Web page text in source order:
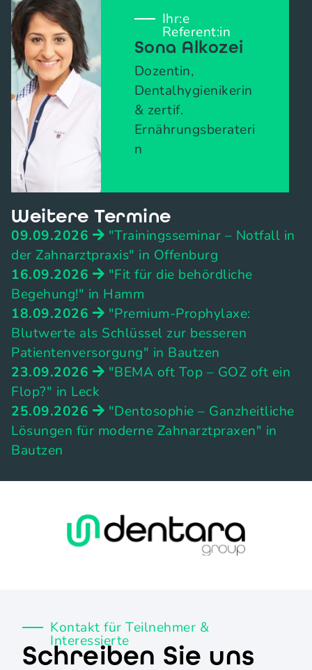
Ihr:e
Referent:in
Sona Alkozei
Dozentin,
Dentalhygienikerin
& zertif.
Ernährungsberateri
n
Weitere Termine
09.09.2026
"Trainingsseminar – Notfall in
der Zahnarztpraxis" in Offenburg
16.09.2026
"Fit für die behördliche
Begehung!" in Hamm
18.09.2026
"Premium-Prophylaxe:
Blutwerte als Schlüssel zur besseren
Patientenversorgung" in Bautzen
23.09.2026
"BEMA oft Top – GOZ oft ein
Flop?" in Leck
25.09.2026
"Dentosophie – Ganzheitliche
Lösungen für moderne Zahnarztpraxen" in
Bautzen
Kontakt für Teilnehmer &
Interessierte
Schreiben Sie uns